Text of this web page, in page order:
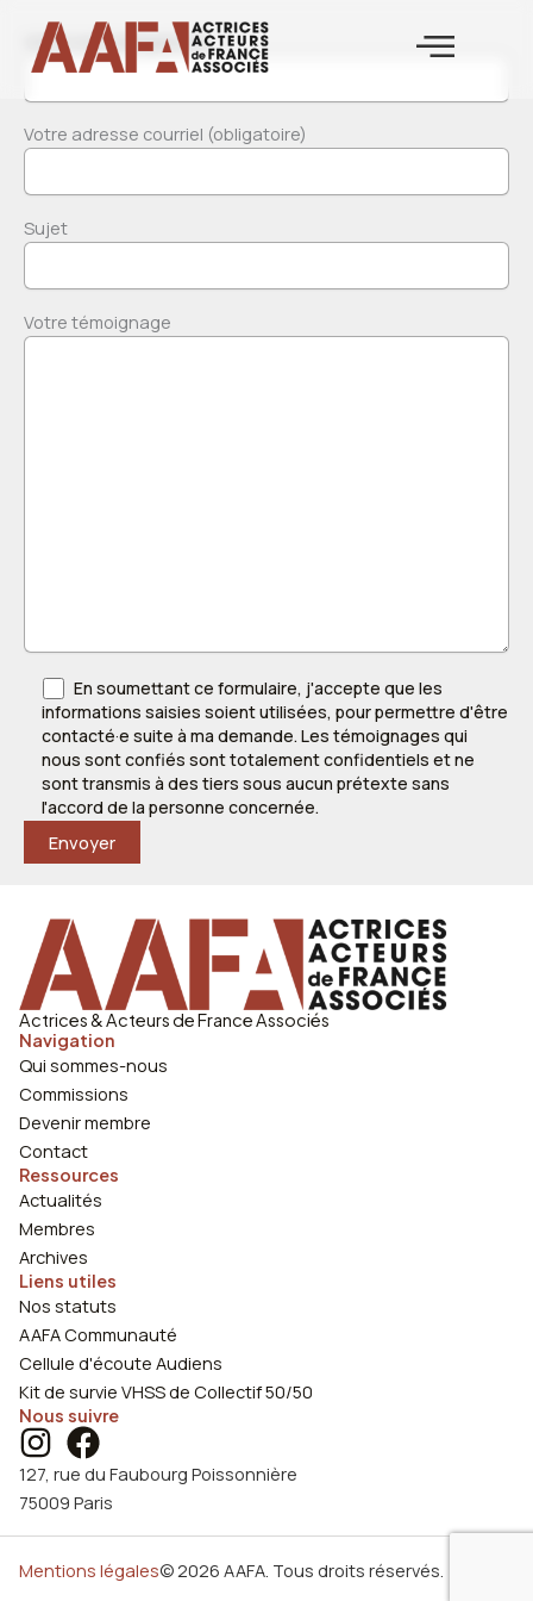
contenu
Votre nom (obligatoire)
Votre adresse courriel (obligatoire)
Sujet
Votre témoignage
En soumettant ce formulaire, j'accepte que les
informations saisies soient utilisées, pour permettre d'être
contacté·e suite à ma demande. Les témoignages qui
nous sont confiés sont totalement confidentiels et ne
sont transmis à des tiers sous aucun prétexte sans
l'accord de la personne concernée.
Actrices & Acteurs de France Associés
Navigation
Qui sommes-nous
Commissions
Devenir membre
Contact
Ressources
Actualités
Membres
Archives
Liens utiles
Nos statuts
AAFA Communauté
Cellule d'écoute Audiens
Kit de survie VHSS de Collectif 50/50
Nous suivre
127, rue du Faubourg Poissonnière
75009 Paris
© 2026 AAFA. Tous droits réservés.
Mentions légales